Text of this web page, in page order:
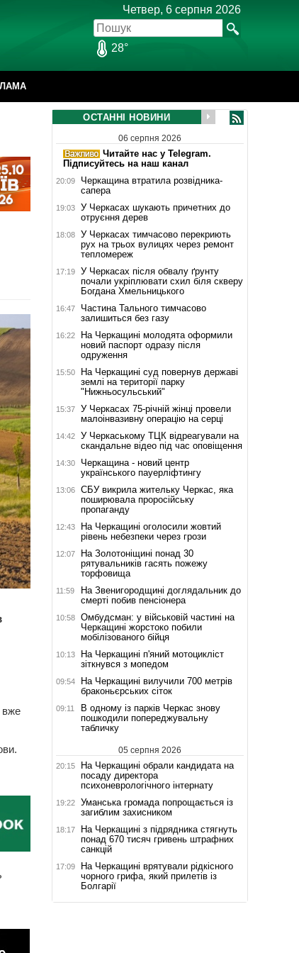
Четвер, 6 серпня 2026
28°
вже
ОСТАННІ НОВИНИ
06 серпня 2026
Читайте нас у Telegram.
Підписуйтесь на наш канал
20:09
Черкащина втратила розвідника-
сапера
19:03
У Черкасах шукають причетних до
отруєння дерев
18:08
У Черкасах тимчасово перекриють
рух на трьох вулицях через ремонт
тепломереж
17:19
У Черкасах після обвалу ґрунту
почали укріплювати схил біля скверу
Богдана Хмельницького
16:47
Частина Тального тимчасово
залишиться без газу
16:22
На Черкащині молодята оформили
новий паспорт одразу після
одруження
15:50
На Черкащині суд повернув державі
землі на території парку
"Нижньосульський"
15:37
У Черкасах 75-річній жінці провели
малоінвазивну операцію на серці
14:42
У Черкаському ТЦК відреагували на
скандальне відео під час оповіщення
14:30
Черкащина - новий центр
українського пауерліфтингу
13:06
СБУ викрила жительку Черкас, яка
поширювала проросійську
пропаганду
12:43
На Черкащині оголосили жовтий
рівень небезпеки через грози
12:07
На Золотоніщині понад 30
рятувальників гасять пожежу
торфовища
11:59
На Звенигородщині доглядальник до
смерті побив пенсіонера
10:58
Омбудсман: у військовій частині на
Черкащині жорстоко побили
мобілізованого бійця
10:13
На Черкащині п'яний мотоцикліст
зіткнувся з мопедом
09:54
На Черкащині вилучили 700 метрів
браконьєрських сіток
09:11
В одному із парків Черкас знову
пошкодили попереджувальну
табличку
05 серпня 2026
20:15
На Черкащині обрали кандидата на
посаду директора
психоневрологічного інтернату
19:22
Уманська громада попрощається із
загиблим захисником
18:17
На Черкащині з підрядника стягнуть
понад 670 тисяч гривень штрафних
санкцій
17:09
На Черкащині врятували рідкісного
чорного грифа, який прилетів із
Болгарії